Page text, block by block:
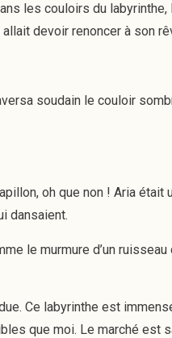
les couloirs du labyrinthe,
devoir renoncer à son
soudain le couloir
oh que non ! Aria était
dansaient.
le murmure d’un
Ce labyrinthe est
que moi. Le marché est